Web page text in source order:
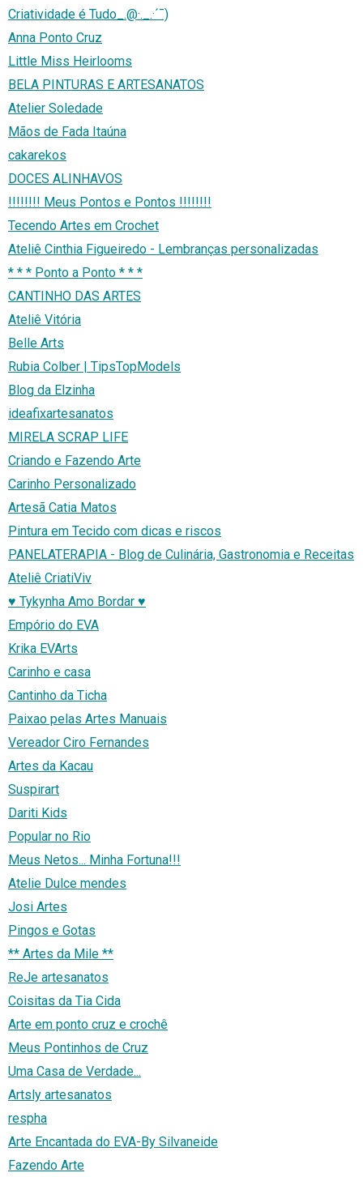
Criatividade é Tudo_.@·._.·´¯)
Anna Ponto Cruz
Little Miss Heirlooms
BELA PINTURAS E ARTESANATOS
Atelier Soledade
Mãos de Fada Itaúna
cakarekos
DOCES ALINHAVOS
!!!!!!!! Meus Pontos e Pontos !!!!!!!!
Tecendo Artes em Crochet
Ateliê Cinthia Figueiredo - Lembranças personalizadas
* * * Ponto a Ponto * * *
CANTINHO DAS ARTES
Ateliê Vitória
Belle Arts
Rubia Colber | TipsTopModels
Blog da Elzinha
ideafixartesanatos
MIRELA SCRAP LIFE
Criando e Fazendo Arte
Carinho Personalizado
Artesã Catia Matos
Pintura em Tecido com dicas e riscos
PANELATERAPIA - Blog de Culinária, Gastronomia e Receitas
Ateliê CriatiViv
♥ Tykynha Amo Bordar ♥
Empório do EVA
Krika EVArts
Carinho e casa
Cantinho da Ticha
Paixao pelas Artes Manuais
Vereador Ciro Fernandes
Artes da Kacau
Suspirart
Dariti Kids
Popular no Rio
Meus Netos... Minha Fortuna!!!
Atelie Dulce mendes
Josi Artes
Pingos e Gotas
** Artes da Mile **
ReJe artesanatos
Coisitas da Tia Cida
Arte em ponto cruz e crochê
Meus Pontinhos de Cruz
Uma Casa de Verdade...
Artsly artesanatos
respha
Arte Encantada do EVA-By Silvaneide
Fazendo Arte